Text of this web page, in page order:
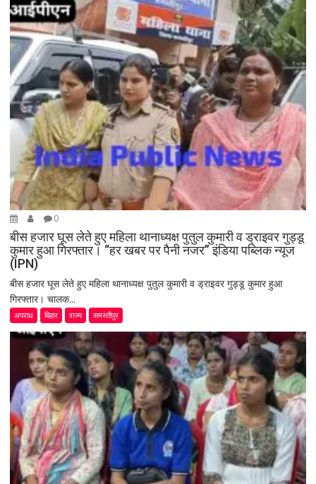
0
बीस हजार घूस लेते हुए महिला थानाध्यक्ष पुतुल कुमारी व ड्राइवर गुड्डू
कुमार हुआ गिरफ्तार। “हर खबर पर पैनी नजर” इंडिया पब्लिक न्यूज
(IPN)
बीस हजार घूस लेते हुए महिला थानाध्यक्ष पुतुल कुमारी व ड्राइवर गुड्डू कुमार हुआ
गिरफ्तार। चालक...
अपराध बिहार राज्य समस्तीपुर